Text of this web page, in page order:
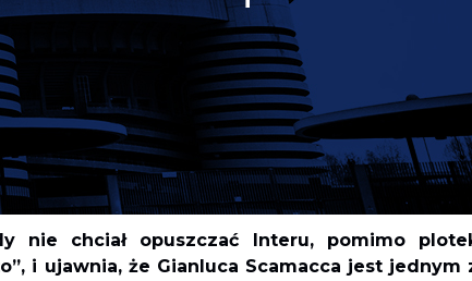
nie chciał opuszczać Interu, pomimo
i ujawnia, że Gianluca Scamacca jest jednym